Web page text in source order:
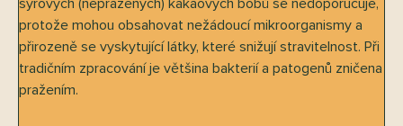
protože mohou obsahovat nežádoucí mikroorganismy a
přirozeně se vyskytující látky, které snižují stravitelnost. Při
tradičním zpracování je většina bakterií a patogenů zničena
pražením.